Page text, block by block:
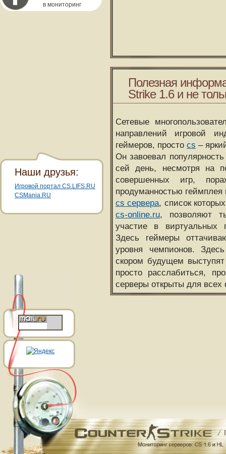
в мониторинг
Полезная
Strike 1.6 и не
Сетевые
направлений игровой
геймеров, простоcs –
Он завоевал
сей день, несмотря на
совершенных игр,
продуманностью
cs сервера, список
cs-online.ru, позволяют
участие в виртуальных
Здесь геймеры
уровня чемпионов.
скором будущем
просто расслабиться,
серверы открыты для всех
Наши друзья:
Игровой портал CS.LIFS.RU
CSMania.RU